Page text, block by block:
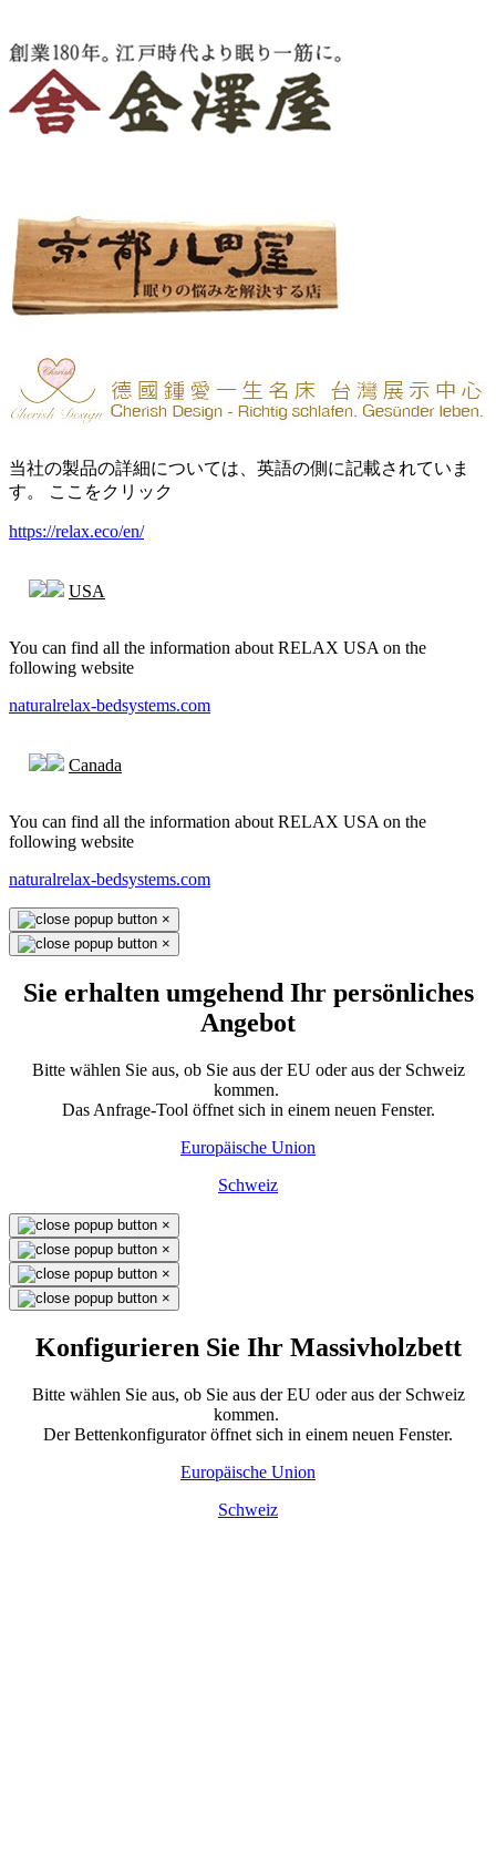
当社の製品の詳細については、英語の側に記載されていま
す。 ここをクリック
https://relax.eco/en/
USA
You can find all the information about RELAX USA on the
following website
naturalrelax-bedsystems.com
Canada
You can find all the information about RELAX USA on the
following website
naturalrelax-bedsystems.com
×
×
Sie erhalten umgehend Ihr persönliches
Angebot
Bitte wählen Sie aus, ob Sie aus der EU oder aus der Schweiz
kommen.
Das Anfrage-Tool öffnet sich in einem neuen Fenster.
Europäische Union
Schweiz
×
×
×
×
Konfigurieren Sie Ihr Massivholzbett
Bitte wählen Sie aus, ob Sie aus der EU oder aus der Schweiz
kommen.
Der Bettenkonfigurator öffnet sich in einem neuen Fenster.
Europäische Union
Schweiz